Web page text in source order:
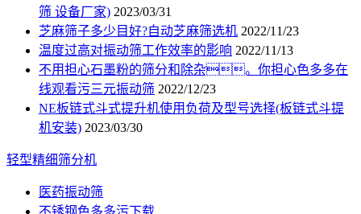
筛 设备厂家) 2023/03/31
芝麻筛子多少目好?自动芝麻筛选机 2022/11/23
温度过高对振动筛工作效率的影响 2022/11/13
不用担心石墨粉的筛分和除杂。你担心色多多在
线观看污三元振动筛 2022/12/23
NE板链式斗式提升机使用负荷及型号选择(板链式斗提
机安装) 2023/03/30
轻型精细筛分机
医药振动筛
不锈钢色多多污下载